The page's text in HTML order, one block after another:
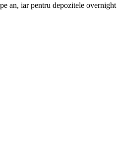
an, iar pentru depozitele overnight